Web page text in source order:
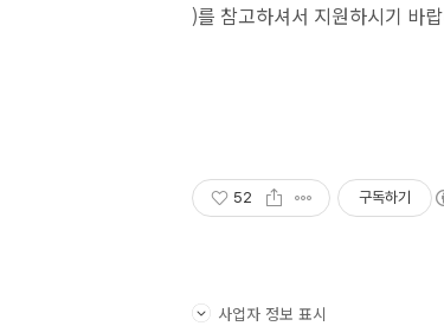
)를 참고하셔서 지원하시기 바
52 구독하기
사업자 정보 표시